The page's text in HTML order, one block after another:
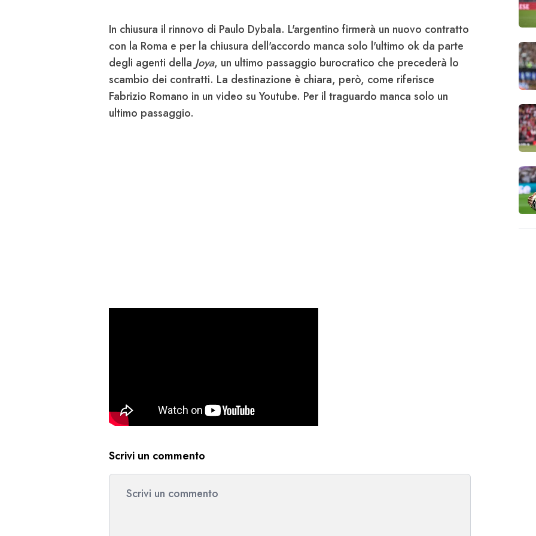
In chiusura il rinnovo di Paulo Dybala. L'argentino firmerà un nuovo contratto
con la Roma e per la chiusura dell'accordo manca solo l'ultimo ok da parte
degli agenti della Joya, un ultimo passaggio burocratico che precederà lo
scambio dei contratti. La destinazione è chiara, però, come riferisce
Fabrizio Romano in un video su Youtube. Per il traguardo manca solo un
ultimo passaggio.
Scrivi un commento